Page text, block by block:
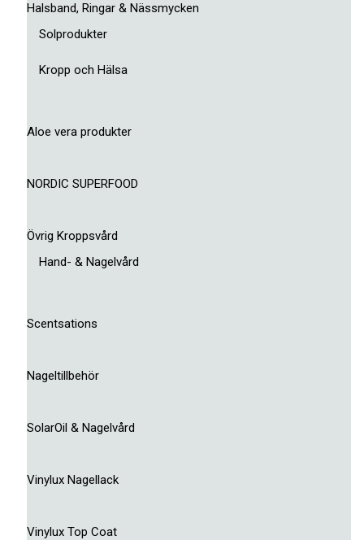
Halsband, Ringar & Nässmycken
Solprodukter
Kropp och Hälsa
Aloe vera produkter
NORDIC SUPERFOOD
Övrig Kroppsvård
Hand- & Nagelvård
Scentsations
Nageltillbehör
SolarOil & Nagelvård
Vinylux Nagellack
Vinylux Top Coat